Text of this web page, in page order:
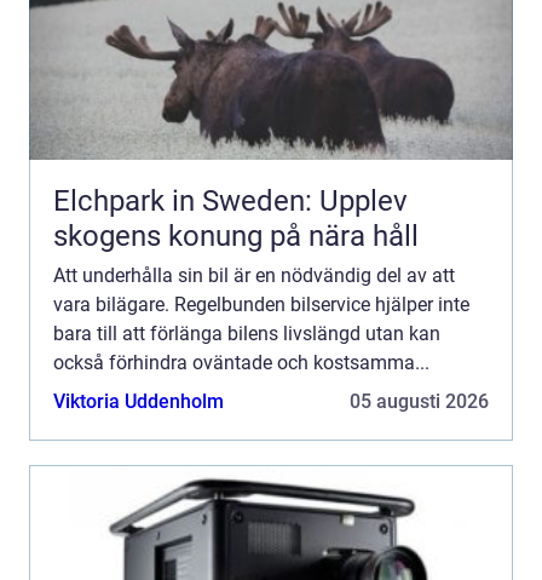
Elchpark in Sweden: Upplev
skogens konung på nära håll
Att underhålla sin bil är en nödvändig del av att
vara bilägare. Regelbunden bilservice hjälper inte
bara till att förlänga bilens livslängd utan kan
också förhindra oväntade och kostsamma...
Viktoria Uddenholm
05 augusti 2026